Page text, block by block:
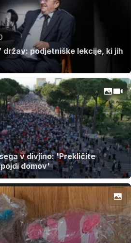
držav: podjetniške lekcije, ki jih
v divjino: 'Prekličite
domov'